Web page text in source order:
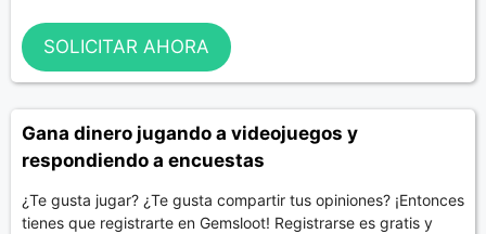
SOLICITAR AHORA
Gana dinero jugando a videojuegos y
respondiendo a encuestas
¿Te gusta jugar? ¿Te gusta compartir tus opiniones? ¡Entonces
tienes que registrarte en Gemsloot! Registrarse es gratis y